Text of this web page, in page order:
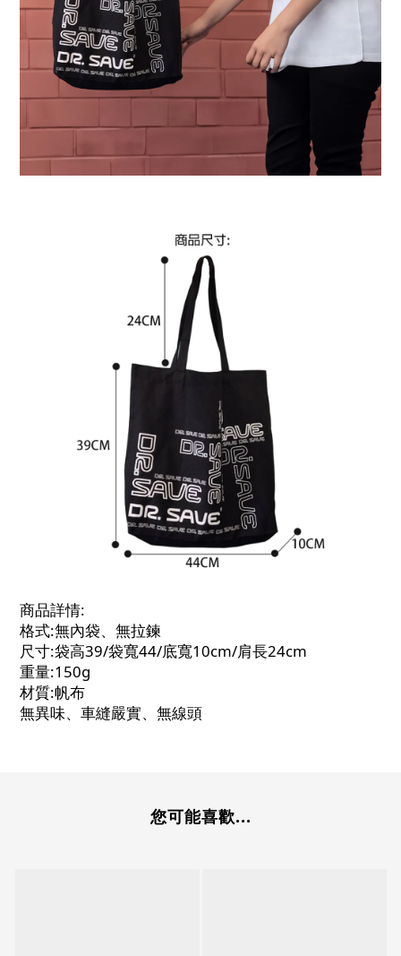
商品詳情:
格式:無內袋、無拉鍊
尺寸:袋高39/袋寬44/底寬10cm/肩長24cm
重量:150g
材質:帆布
無異味、車縫嚴實、無線頭
您可能喜歡...